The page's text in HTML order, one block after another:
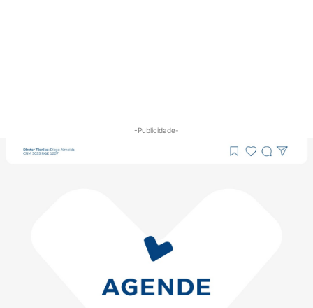
-Publicidade-